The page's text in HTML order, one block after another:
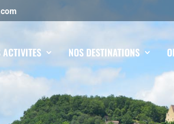
ACTIVITES NOS DESTINATIONS